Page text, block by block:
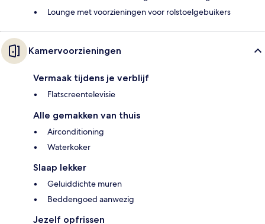
Lounge met voorzieningen voor rolstoelgebuikers
Kamervoorzieningen
Vermaak tijdens je verblijf
Flatscreentelevisie
Alle gemakken van thuis
Airconditioning
Waterkoker
Slaap lekker
Geluiddichte muren
Beddengoed aanwezig
Jezelf opfrissen